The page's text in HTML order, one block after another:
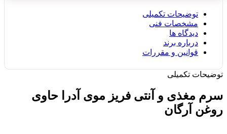
توضیحات تکمیلی
مشخصات فنی
دیدگاه ها
درباره برند
قوانین و مقررات
توضیحات تکمیلی
سرم مغذی و آنتی فریز موی آدرا حاوی
روغن آرگان